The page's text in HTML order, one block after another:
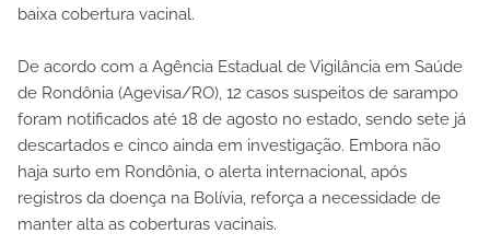
baixa cobertura vacinal.
De acordo com a Agência Estadual de Vigilância em Saúde
de Rondônia (Agevisa/RO), 12 casos suspeitos de sarampo
foram notificados até 18 de agosto no estado, sendo sete já
descartados e cinco ainda em investigação. Embora não
haja surto em Rondônia, o alerta internacional, após
registros da doença na Bolívia, reforça a necessidade de
manter alta as coberturas vacinais.